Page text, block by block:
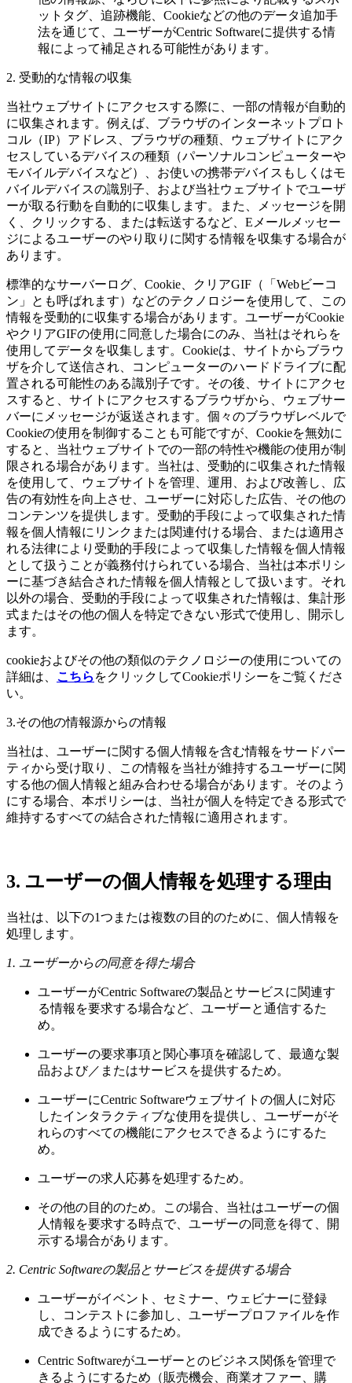
ットタグ、追跡機能、Cookieなどの他のデータ追加手
法を通じて、ユーザーがCentric Softwareに提供する情
報によって補足される可能性があります。
2. 受動的な情報の収集
当社ウェブサイトにアクセスする際に、一部の情報が自動的
に収集されます。例えば、ブラウザのインターネットプロト
コル（IP）アドレス、ブラウザの種類、ウェブサイトにアク
セスしているデバイスの種類（パーソナルコンピューターや
モバイルデバイスなど）、お使いの携帯デバイスもしくはモ
バイルデバイスの識別子、および当社ウェブサイトでユーザ
ーが取る行動を自動的に収集します。また、メッセージを開
く、クリックする、または転送するなど、Eメールメッセー
ジによるユーザーのやり取りに関する情報を収集する場合が
あります。
標準的なサーバーログ、Cookie、クリアGIF（「Webビーコ
ン」とも呼ばれます）などのテクノロジーを使用して、この
情報を受動的に収集する場合があります。ユーザーがCookie
やクリアGIFの使用に同意した場合にのみ、当社はそれらを
使用してデータを収集します。Cookieは、サイトからブラウ
ザを介して送信され、コンピューターのハードドライブに配
置される可能性のある識別子です。その後、サイトにアクセ
スすると、サイトにアクセスするブラウザから、ウェブサー
バーにメッセージが返送されます。個々のブラウザレベルで
Cookieの使用を制御することも可能ですが、Cookieを無効に
すると、当社ウェブサイトでの一部の特性や機能の使用が制
限される場合があります。当社は、受動的に収集された情報
を使用して、ウェブサイトを管理、運用、および改善し、広
告の有効性を向上させ、ユーザーに対応した広告、その他の
コンテンツを提供します。受動的手段によって収集された情
報を個人情報にリンクまたは関連付ける場合、または適用さ
れる法律により受動的手段によって収集した情報を個人情報
として扱うことが義務付けられている場合、当社は本ポリシ
ーに基づき結合された情報を個人情報として扱います。それ
以外の場合、受動的手段によって収集された情報は、集計形
式またはその他の個人を特定できない形式で使用し、開示し
ます。
cookieおよびその他の類似のテクノロジーの使用についての
詳細は、 こちら をクリックしてCookieポリシーをご覧くださ
い。
3.その他の情報源からの情報
当社は、ユーザーに関する個人情報を含む情報をサードパー
ティから受け取り、この情報を当社が維持するユーザーに関
する他の個人情報と組み合わせる場合があります。そのよう
にする場合、本ポリシーは、当社が個人を特定できる形式で
維持するすべての結合された情報に適用されます。
3. ユーザーの個人情報を処理する理由
当社は、以下の1つまたは複数の目的のために、個人情報を
処理します。
1. ユーザーからの同意を得た場合
ユーザーがCentric Softwareの製品とサービスに関連す
る情報を要求する場合など、ユーザーと通信するた
め。
ユーザーの要求事項と関心事項を確認して、最適な製
品および／またはサービスを提供するため。
ユーザーにCentric Softwareウェブサイトの個人に対応
したインタラクティブな使用を提供し、ユーザーがそ
れらのすべての機能にアクセスできるようにするた
め。
ユーザーの求人応募を処理するため。
その他の目的のため。この場合、当社はユーザーの個
人情報を要求する時点で、ユーザーの同意を得て、開
示する場合があります。
2. Centric Softwareの製品とサービスを提供する場合
ユーザーがイベント、セミナー、ウェビナーに登録
し、コンテストに参加し、ユーザープロファイルを作
成できるようにするため。
Centric Softwareがユーザーとのビジネス関係を管理で
きるようにするため（販売機会、商業オファー、購